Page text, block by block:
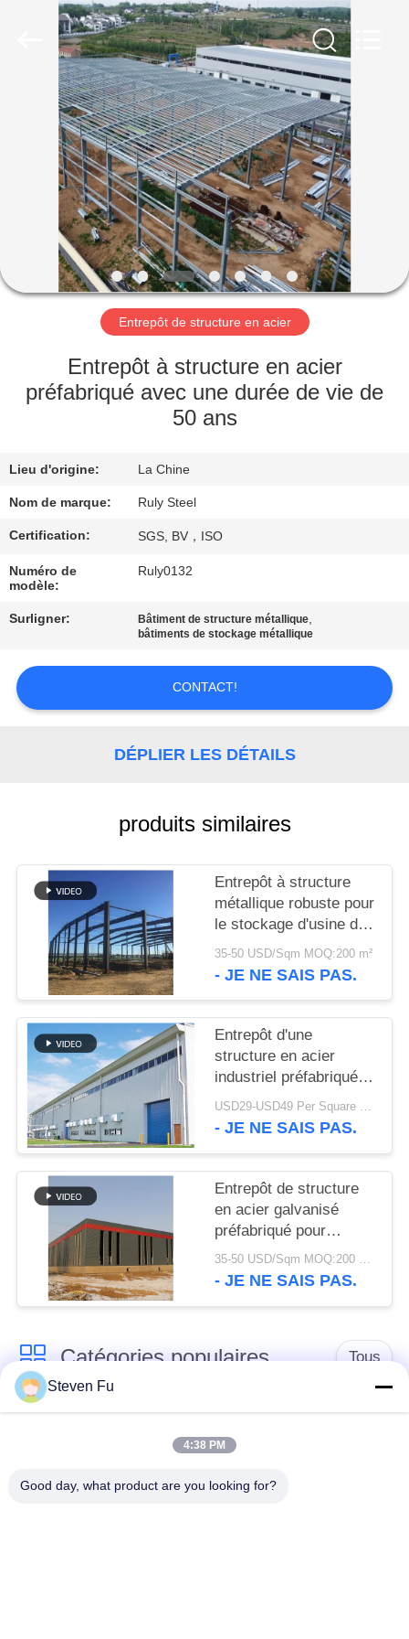
MAISON
PRODUITS
VIDÉOS
VR
SHOW
SUJET
VISITE
D'USINE
CONTRÔLE
DE
CONTACTEZ-
DE
DÉFAUT
BLOG
SITEMAP
PRIVACY
POLICY
Entrepôt de structure en acier
Entrepôt à structure en acier
préfabriqué avec une durée de vie de
50 ans
Lieu d'origine: La Chine
Nom de marque: Ruly Steel
Certification: SGS, BV，ISO
Numéro de
modèle:
Ruly0132
Surligner: Bâtiment de structure métallique,
bâtiments de stockage métallique
CONTACT!
DÉPLIER LES DÉTAILS
produits similaires
Entrepôt à structure
métallique robuste pour
le stockage d'usine de
ciment
35-50 USD/Sqm MOQ:200 m²
- JE NE SAIS PAS.
Entrepôt d'une
structure en acier
industriel préfabriqué à
boulonnage moderne et
robuste pour usine
USD29-USD49 Per Square Meter MOQ:200 mètres carrés
- JE NE SAIS PAS.
Entrepôt de structure
en acier galvanisé
préfabriqué pour
stockage
35-50 USD/Sqm MOQ:200 mètres carrés
- JE NE SAIS PAS.
Catégories populaires Tous
entrepôt de structure
Atelier de structure
métallique
construction de
Fabrication de
Steven Fu
4:38 PM
Good day, what product are you looking for?